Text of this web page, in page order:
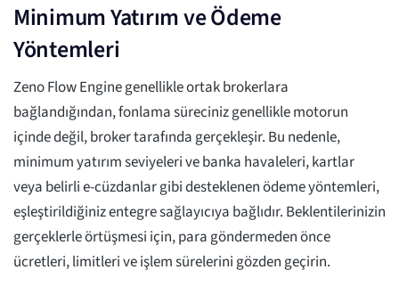
Minimum Yatırım ve Ödeme
Yöntemleri
Zeno Flow Engine genellikle ortak brokerlara
bağlandığından, fonlama süreciniz genellikle motorun
içinde değil, broker tarafında gerçekleşir. Bu nedenle,
minimum yatırım seviyeleri ve banka havaleleri, kartlar
veya belirli e-cüzdanlar gibi desteklenen ödeme yöntemleri,
eşleştirildiğiniz entegre sağlayıcıya bağlıdır. Beklentilerinizin
gerçeklerle örtüşmesi için, para göndermeden önce
ücretleri, limitleri ve işlem sürelerini gözden geçirin.